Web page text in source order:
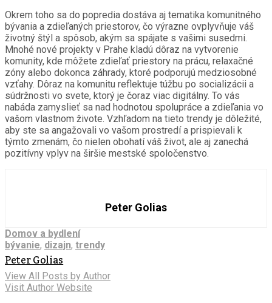
Okrem toho sa do popredia dostáva aj tematika komunitného
bývania a zdieľaných priestorov, čo výrazne ovplyvňuje váš
životný štýl a spôsob, akým sa spájate s vašimi susedmi.
Mnohé nové projekty v Prahe kladú dôraz na vytvorenie
komunity, kde môžete zdieľať priestory na prácu, relaxačné
zóny alebo dokonca záhrady, ktoré podporujú medziosobné
vzťahy. Dôraz na komunitu reflektuje túžbu po socializácii a
súdržnosti vo svete, ktorý je čoraz viac digitálny. To vás
nabáda zamyslieť sa nad hodnotou spolupráce a zdieľania vo
vašom vlastnom živote. Vzhľadom na tieto trendy je dôležité,
aby ste sa angažovali vo vašom prostredí a prispievali k
týmto zmenám, čo nielen obohatí váš život, ale aj zanechá
pozitívny vplyv na širšie mestské spoločenstvo.
Peter Golias
Domov a bydlení
bývanie, dizajn, trendy
Peter Golias
View All Posts by Author
Visit Author Website